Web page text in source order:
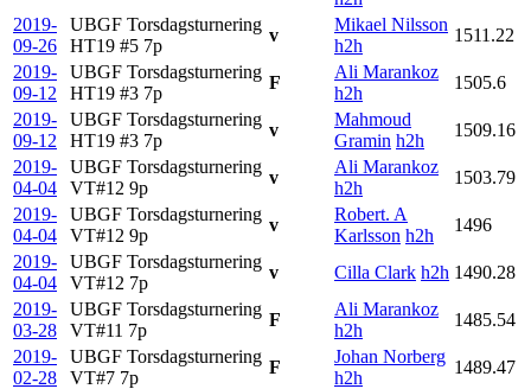
2019-
09-26
UBGF Torsdagsturnering
HT19 #5 7p
v
Mikael Nilsson
h2h
1511.22
2019-
09-12
UBGF Torsdagsturnering
HT19 #3 7p
F
Ali Marankoz
h2h
1505.6
2019-
09-12
UBGF Torsdagsturnering
HT19 #3 7p
v
Mahmoud
Gramin h2h
1509.16
2019-
04-04
UBGF Torsdagsturnering
VT#12 9p
v
Ali Marankoz
h2h
1503.79
2019-
04-04
UBGF Torsdagsturnering
VT#12 9p
v
Robert. A
Karlsson h2h
1496
2019-
04-04
UBGF Torsdagsturnering
VT#12 7p
v Cilla Clark h2h 1490.28
2019-
03-28
UBGF Torsdagsturnering
VT#11 7p
F
Ali Marankoz
h2h
1485.54
2019-
02-28
UBGF Torsdagsturnering
VT#7 7p
F
Johan Norberg
h2h
1489.47